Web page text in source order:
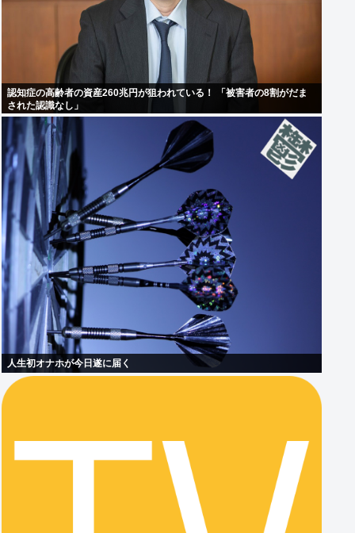
認知症の高齢者の資産260兆円が狙われている！ 「被害者の8割がだま
された認識なし」
人生初オナホが今日遂に届く